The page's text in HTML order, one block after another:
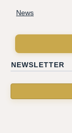
News
NEWSLETTER